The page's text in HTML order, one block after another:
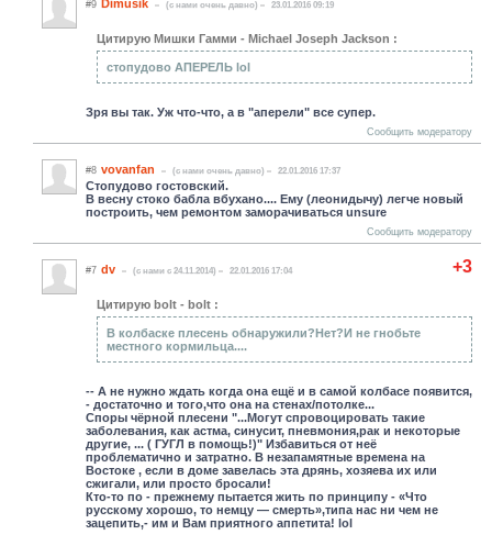
#9 Dimusik (c нами очень давно) 23.01.2016 09:19
Цитирую Мишки Гамми - Michael Joseph Jackson :
стопудово АПЕРЕЛЬ lol
Зря вы так. Уж что-что, а в "аперели" все супер.
Сообщить модератору
#8 vovanfan (c нами очень давно) 22.01.2016 17:37
Стопудово гостовский.
В весну стоко бабла вбухано.... Ему (леонидычу) легче новый
построить, чем ремонтом заморачиваться unsure
Сообщить модератору
+3
#7 dv (c нами с 24.11.2014) 22.01.2016 17:04
Цитирую bolt - bolt :
В колбаске плесень обнаружили?Нет?И не гнобьте
местного кормильца....
-- А не нужно ждать когда она ещё и в самой колбасе появится,
- достаточно и того,что она на стенах/потолке...
Споры чёрной плесени "...Могут спровоцировать такие
заболевания, как астма, синусит, пневмония,рак и некоторые
другие, ... ( ГУГЛ в помощь!)" Избавиться от неё
проблематично и затратно. В незапамятные времена на
Востоке , если в доме завелась эта дрянь, хозяева их или
сжигали, или просто бросали!
Кто-то по - прежнему пытается жить по принципу - «Что
русскому хорошо, то немцу ― смерть»,типа нас ни чем не
зацепить,- им и Вам приятного аппетита! lol